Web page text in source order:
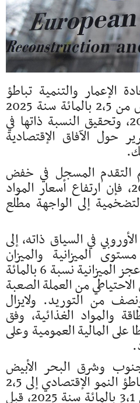
الإعمار والتنمية تباطؤ
النمو الإقتصادي في تونس من 2،5 بالمائة سنة 2025
إلى 2،2 بالمائة سنة 2026، وتحقيق النسبة ذاتها في
حول الآفاق الإقتصادية
التقدم المسجل في خفض
التضخم خلال سنة 2025، فإن ارتفاع أسعار المواد
إلى الواجهة مطلع
في السياق ذاته، إلى
الميزانية والميزان
التجاري، متوقعا أن يبلغ عجز الميزانية نسبة 6 بالمائة
الاحتياطي من العملة الصعبة
من التوريد. ولايزال
والمواد الغذائية، وفق
المالية العمومية وعلى
وشرق البحر الأبيض
المتوسط، توقع التقرير تباطؤ النمو الإقتصادي إلى 2،5
بالمائة سنة 2026 مقابل 3،1 بالمائة سنة 2025، قبل